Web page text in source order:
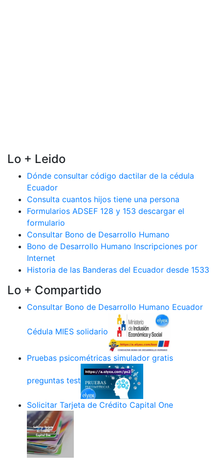
Lo + Leido
Dónde consultar código dactilar de la cédula
Ecuador
Consulta cuantos hijos tiene una persona
Formularios ADSEF 128 y 153 descargar el
formulario
Consultar Bono de Desarrollo Humano
Bono de Desarrollo Humano Inscripciones por
Internet
Historia de las Banderas del Ecuador desde 1533
Lo + Compartido
Consultar Bono de Desarrollo Humano Ecuador
Cédula MIES solidario
Pruebas psicométricas simulador gratis
preguntas test
Solicitar Tarjeta de Crédito Capital One